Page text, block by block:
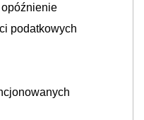
podatkowych